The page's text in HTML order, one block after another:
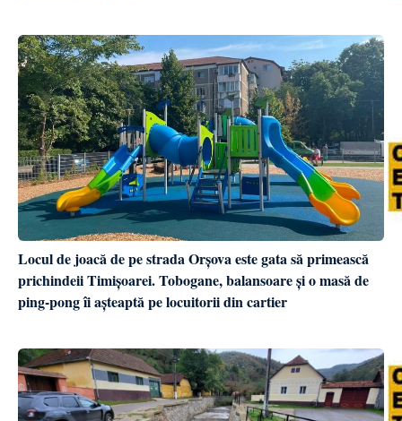
Locul de joacă de pe strada Orșova este gata să primească
prichindeii Timișoarei. Tobogane, balansoare și o masă de
ping-pong îi așteaptă pe locuitorii din cartier